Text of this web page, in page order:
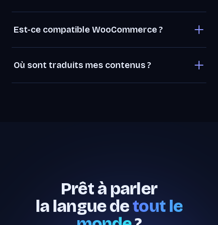
Est-ce compatible WooCommerce ?
Où sont traduits mes contenus ?
Prêt à parler
la langue detout le